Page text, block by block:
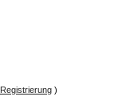
Registrierung )